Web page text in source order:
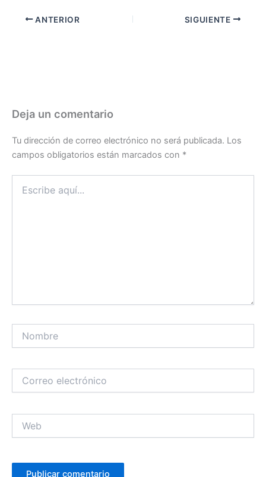
ANTERIOR SIGUIENTE
Deja un comentario
Tu dirección de correo electrónico no será publicada. Los
campos obligatorios están marcados con *
aquí...
electrónico